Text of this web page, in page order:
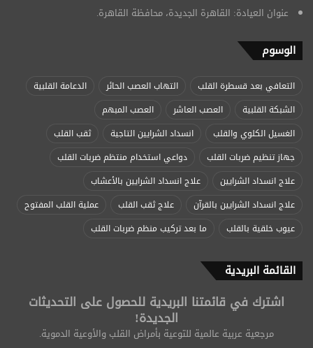
عنوان العيادة: القاهرة الجديدة، محافظة القاهرة.
الوسوم
التعافي بعد قسطرة القلب التهاب العصب الحائر
الدعامة القلبية
الشبكة القلبية
العصب العاشر
العصب المبهم
الغسيل الكلوي والقلب
انسداد الشرايين التاجية
ثقب القلب
جهاز تنظيم ضربات القلب
دواعي استخدام منتظم ضربات القلب
علاج انسداد الشرايين
علاج انسداد الشرايين بالأعشاب
علاج انسداد الشرايين بالقرآن
علاج ثقب القلب
عملية القلب المفتوح
عيوب خلقية بالقلب
ما بعد تركيب منظم ضربات القلب
القائمة البريدية
اشترك في قائمتنا البريدية للحصول على التحديثات
الجديدة!
مرجعية عربية عالمية للتوعية بأمراض القلب والأوعية الدموية.